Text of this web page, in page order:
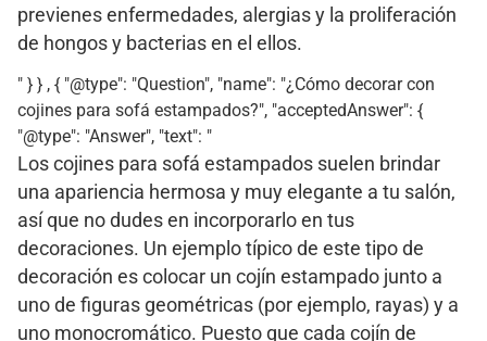
previenes enfermedades, alergias y la proliferación
de hongos y bacterias en el ellos.
" } } , { "@type": "Question", "name": "¿Cómo decorar con
cojines para sofá estampados?", "acceptedAnswer": {
"@type": "Answer", "text": "
Los cojines para sofá estampados suelen brindar
una apariencia hermosa y muy elegante a tu salón,
así que no dudes en incorporarlo en tus
decoraciones. Un ejemplo típico de este tipo de
decoración es colocar un cojín estampado junto a
uno de figuras geométricas (por ejemplo, rayas) y a
uno monocromático. Puesto que cada cojín de